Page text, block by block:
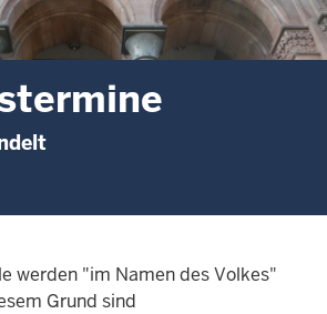
werden "im Namen des Volkes"
Grund sind